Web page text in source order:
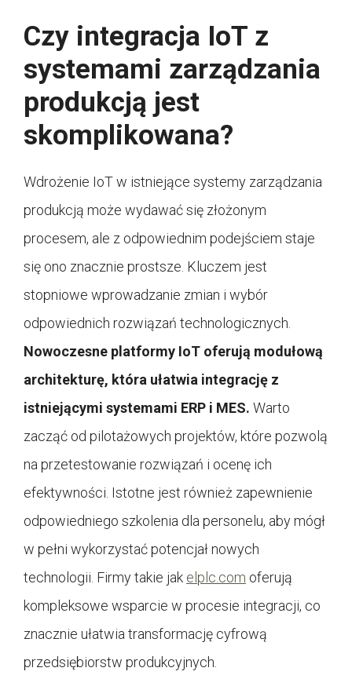
Czy integracja IoT z
systemami zarządzania
produkcją jest
skomplikowana?
Wdrożenie IoT w istniejące systemy zarządzania
produkcją może wydawać się złożonym
procesem, ale z odpowiednim podejściem staje
się ono znacznie prostsze. Kluczem jest
stopniowe wprowadzanie zmian i wybór
odpowiednich rozwiązań technologicznych.
Nowoczesne platformy IoT oferują modułową
architekturę, która ułatwia integrację z
istniejącymi systemami ERP i MES. Warto
zacząć od pilotażowych projektów, które pozwolą
na przetestowanie rozwiązań i ocenę ich
efektywności. Istotne jest również zapewnienie
odpowiedniego szkolenia dla personelu, aby mógł
w pełni wykorzystać potencjał nowych
technologii. Firmy takie jak elplc.com oferują
kompleksowe wsparcie w procesie integracji, co
znacznie ułatwia transformację cyfrową
przedsiębiorstw produkcyjnych.